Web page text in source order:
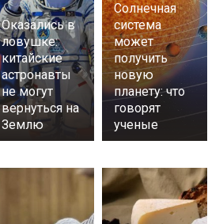
Оказались в
ловушке:
китайские
астронавты
не могут
вернуться на
Землю
Солнечная
система
может
получить
новую
планету: что
говорят
ученые